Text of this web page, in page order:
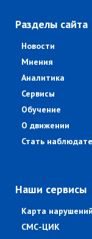
Разделы сайта
Новости
Мнения
Аналитика
Сервисы
Обучение
О движении
Стать
Наши сервисы
Карта нарушений
СМС-ЦИК